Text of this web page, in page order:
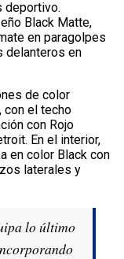
deportivo.
Black Matte,
en paragolpes
delanteros en
de color
con el techo
con Rojo
En el interior,
en color Black con
laterales y
lo último